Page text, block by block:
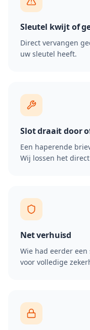
Sleutel kwijt of
Direct vervangen
uw sleutel heeft.
Slot draait door
Een haperende
Wij lossen het
Net verhuisd
Wie had eerder
voor volledige